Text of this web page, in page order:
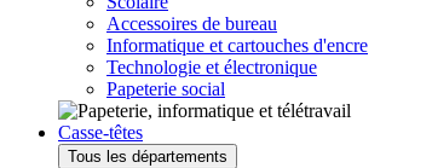
Accessoires de bureau
Informatique et cartouches d'encre
Technologie et électronique
Papeterie social
Casse-têtes
Tous les départements